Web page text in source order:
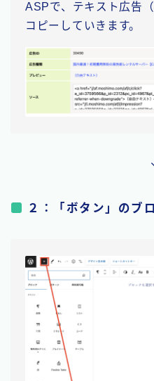
ASPで、テキスト広告
コピーしていきます。
２：「ボタン」のブ